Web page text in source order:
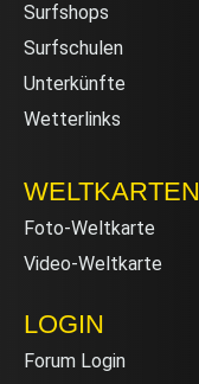
Surfshops
Surfschulen
Unterkünfte
Wetterlinks
WELTKARTEN
Foto-Weltkarte
Video-Weltkarte
LOGIN
Forum Login